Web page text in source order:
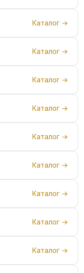
Каталог →
Каталог →
Каталог →
Каталог →
Каталог →
Каталог →
Каталог →
Каталог →
Каталог →